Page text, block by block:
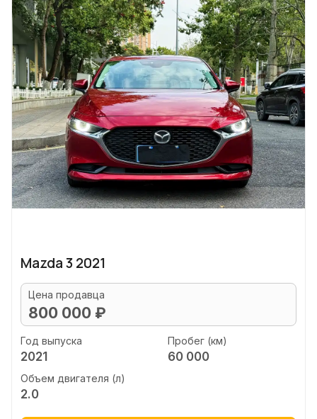
Mazda 3 2021
Цена продавца
800 000 ₽
Год выпуска
2021
Пробег (км)
60 000
Объем двигателя (л)
2.0